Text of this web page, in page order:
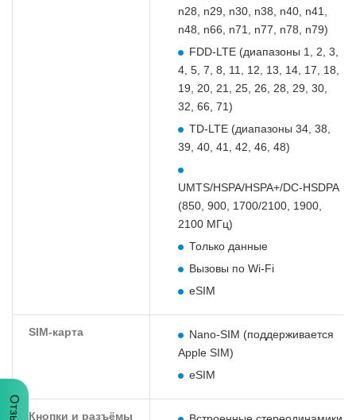
n28, n29, n30, n38, n40, n41,
n48, n66, n71, n77, n78, n79)
FDD-LTE (диапазоны 1, 2, 3,
4, 5, 7, 8, 11, 12, 13, 14, 17, 18,
19, 20, 21, 25, 26, 28, 29, 30,
32, 66, 71)
TD-LTE (диапазоны 34, 38,
39, 40, 41, 42, 46, 48)
UMTS/HSPA/HSPA+/DC‑HSDPA
(850, 900, 1700/2100, 1900,
2100 МГц)
Только данные
Вызовы по Wi‑Fi
eSIM
SIM-карта
Nano‑SIM (поддерживается
Apple SIM)
eSIM
Кнопки и разъёмы